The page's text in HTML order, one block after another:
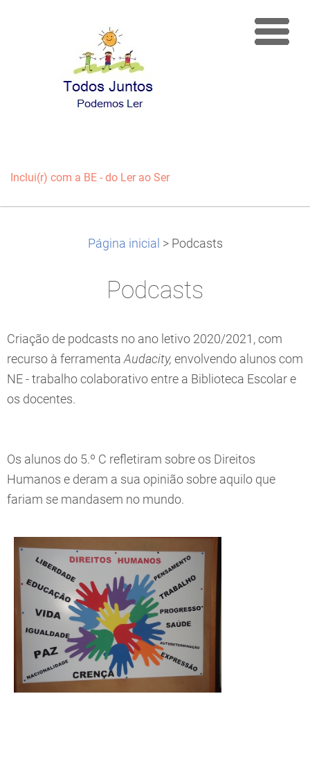
Inclui(r) com a BE - do Ler ao Ser
Página inicial > Podcasts
Podcasts
Criação de podcasts no ano letivo 2020/2021, com
recurso à ferramenta Audacity, envolvendo alunos com
NE - trabalho colaborativo entre a Biblioteca Escolar e
os docentes.
Os alunos do 5.º C refletiram sobre os Direitos
Humanos e deram a sua opinião sobre aquilo que
fariam se mandasem no mundo.